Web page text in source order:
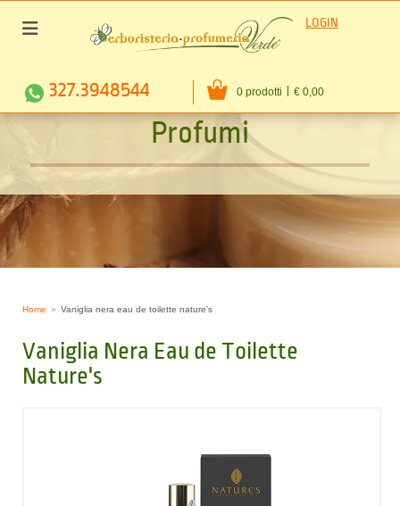
LOGIN
327.3948544 0 prodotti € 0,00
Profumi
Home Vaniglia nera eau de toilette nature's
Vaniglia Nera Eau de Toilette
Nature's